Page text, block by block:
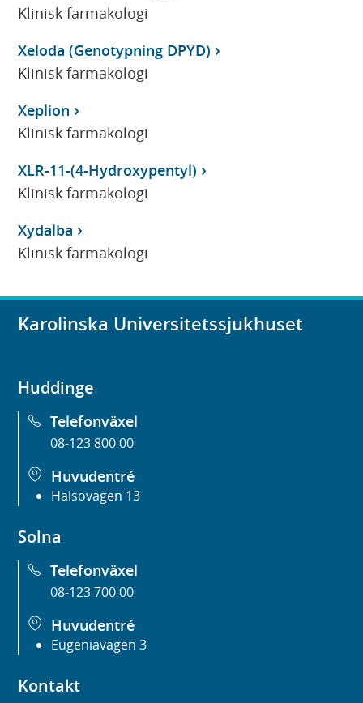
Klinisk farmakologi
Xeloda (Genotypning DPYD)
Klinisk farmakologi
Xeplion
Klinisk farmakologi
XLR-11-(4-Hydroxypentyl)
Klinisk farmakologi
Xydalba
Klinisk farmakologi
Karolinska Universitetssjukhuset
Huddinge
Telefonväxel
08-123 800 00
Huvudentré
Hälsovägen 13
Solna
Telefonväxel
08-123 700 00
Huvudentré
Eugeniavägen 3
Kontakt